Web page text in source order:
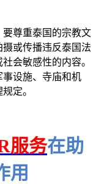
尊重泰国的宗教文
或传播违反泰国法
会敏感性的内容。
设施、寺庙和机
定。
服务在助
用